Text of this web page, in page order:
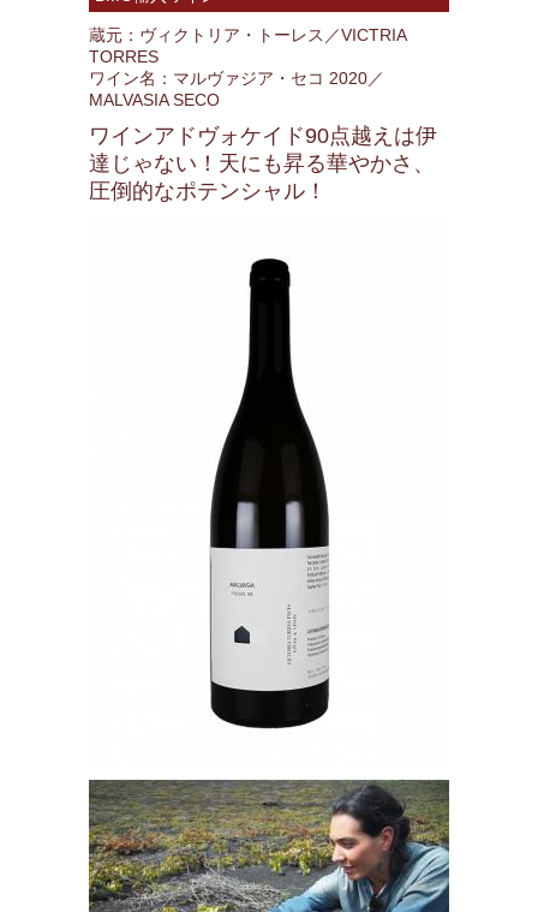
蔵元：ヴィクトリア・トーレス／VICTRIA
TORRES
ワイン名：マルヴァジア・セコ 2020／
MALVASIA SECO
ワインアドヴォケイド90点越えは伊
達じゃない！天にも昇る華やかさ、
圧倒的なポテンシャル！